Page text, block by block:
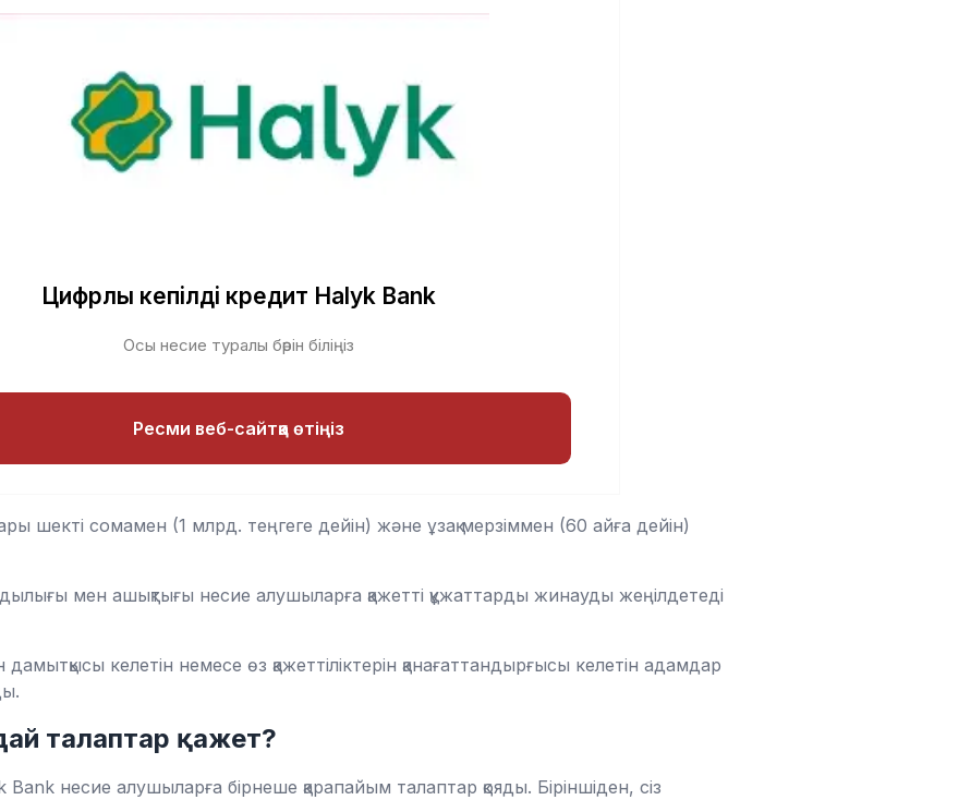
Цифрлық кепілді кредит Halyk Bank
Осы несие туралы бәрін біліңіз
Ресми веб-сайтқа өтіңіз
шекті сомамен (1 млрд. теңгеге дейін) және ұзақ мерзіммен (60 айға дейін)
мен ашықтығы несие алушыларға қажетті құжаттарды жинауды жеңілдетеді
келетін немесе өз қажеттіліктерін қанағаттандырғысы келетін адамдар
талаптар қажет?
Bank несие алушыларға бірнеше қарапайым талаптар қояды. Біріншіден, сіз